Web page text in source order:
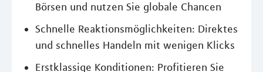
Börsen und nutzen Sie globale Chancen
Schnelle Reaktionsmöglichkeiten: Direktes
und schnelles Handeln mit wenigen Klicks
Erstklassige Konditionen: Profitieren Sie